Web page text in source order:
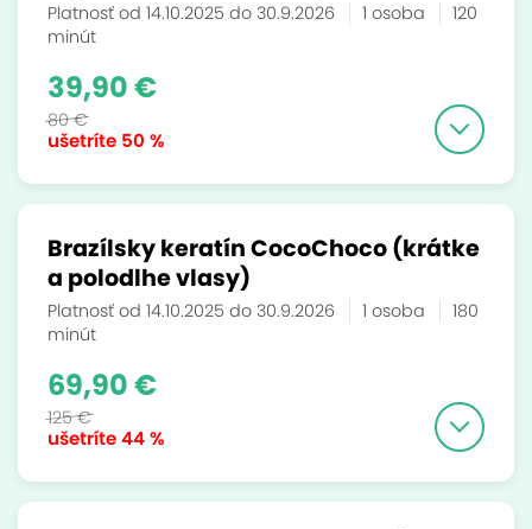
Platnosť od 14.10.2025 do 30.9.2026 1 osoba
120
minút
ušetríte 50 %
39,90 €
80 €
Brazílsky keratín CocoChoco (krátke
a polodlhe vlasy)
Platnosť od 14.10.2025 do 30.9.2026 1 osoba
180
minút
ušetríte44 %
69,90 €
125 €